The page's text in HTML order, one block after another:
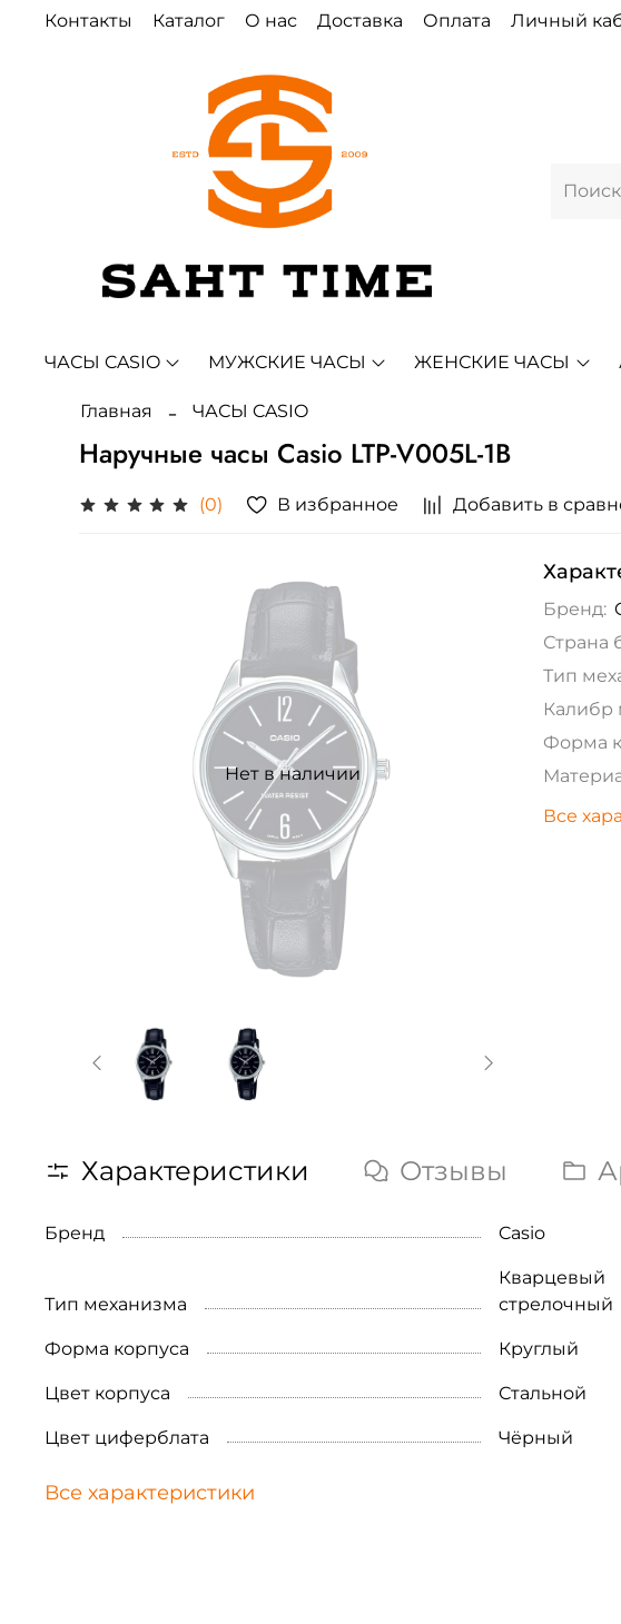
Контакты Каталог О нас Доставка Оплата Личный
ЧАСЫ CASIO МУЖСКИЕ ЧАСЫ ЖЕНСКИЕ ЧАСЫ
Главная ЧАСЫ CASIO
Наручные часы Casio LTP-V005L-1B
(0) В избранное Добавить в
Нет в наличии
Бренд:
Страна
Тип
Калибр
Форма
Все
Характеристики Отзывы
Бренд Casio
Тип механизма
Кварцевый
стрелочный
Форма корпуса Круглый
Цвет корпуса Стальной
Цвет циферблата Чёрный
Все характеристики